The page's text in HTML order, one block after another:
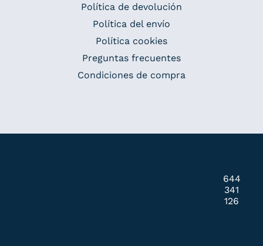
Política de devolución
Política del envío
Política cookies
Preguntas frecuentes
Condiciones de compra
644
341
126